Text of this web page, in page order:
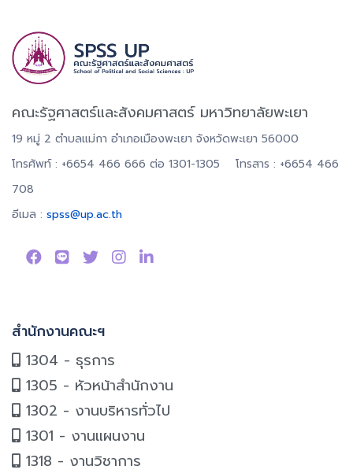
คณะรัฐศาสตร์และสังคมศาสตร์ มหาวิทยาลัยพะเยา
19 หมู่ 2 ตำบลแม่กา อำเภอเมืองพะเยา จังหวัดพะเยา 56000
โทรศัพท์ : +6654 466 666 ต่อ 1301-1305 โทรสาร : +6654 466
708
อีเมล : spss@up.ac.th
สำนักงานคณะฯ
1304 - ธุรการ
1305 - หัวหน้าสำนักงาน
1302 - งานบริหารทั่วไป
1301 - งานแผนงาน
1318 - งานวิชาการ